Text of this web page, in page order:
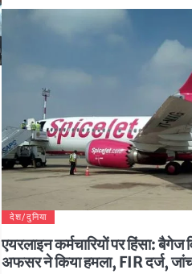
देश/दुनिया
एयरलाइन कर्मचारियों पर हिंसा: बैगेज
अफसर ने किया हमला, FIR दर्ज, जांच